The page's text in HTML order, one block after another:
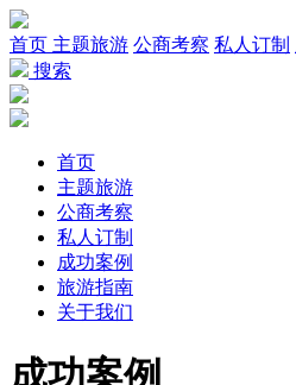
首页 主题旅游 公商考察 私人订制
搜索
首页
主题旅游
公商考察
私人订制
成功案例
旅游指南
关于我们
成功案例